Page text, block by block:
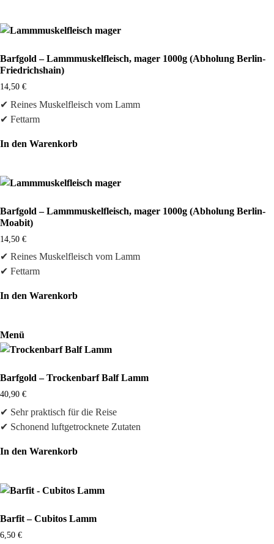
Barfgold – Lammmuskelfleisch, mager 1000g (Abholung Berlin-
Friedrichshain)
14,50 €
✔ Reines Muskelfleisch vom Lamm
✔ Fettarm
In den Warenkorb
Barfgold – Lammmuskelfleisch, mager 1000g (Abholung Berlin-
Moabit)
14,50 €
✔ Reines Muskelfleisch vom Lamm
✔ Fettarm
In den Warenkorb
Menü
Barfgold – Trockenbarf Balf Lamm
40,90 €
✔ Sehr praktisch für die Reise
✔ Schonend luftgetrocknete Zutaten
In den Warenkorb
Barfit – Cubitos Lamm
6,50 €